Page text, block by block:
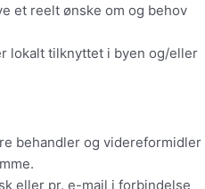
et reelt ønske om og behov
lokalt tilknyttet i byen og/eller
behandler og videreformidler
eller pr. e-mail i forbindelse